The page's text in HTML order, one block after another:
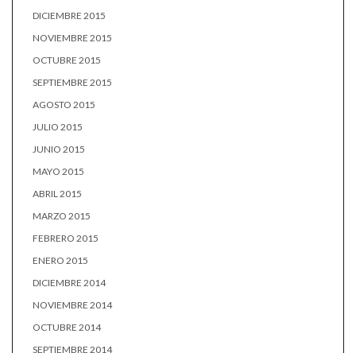
DICIEMBRE 2015
NOVIEMBRE 2015
OCTUBRE 2015
SEPTIEMBRE 2015
AGOSTO 2015
JULIO 2015
JUNIO 2015
MAYO 2015
ABRIL 2015
MARZO 2015
FEBRERO 2015
ENERO 2015
DICIEMBRE 2014
NOVIEMBRE 2014
OCTUBRE 2014
SEPTIEMBRE 2014